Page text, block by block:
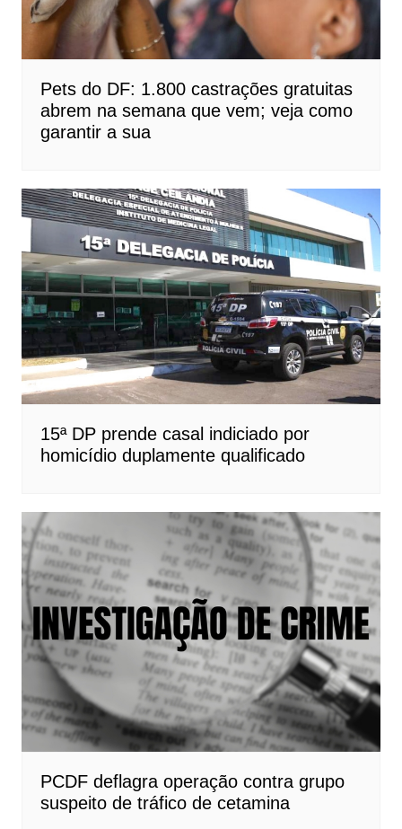
Pets do DF: 1.800 castrações gratuitas
abrem na semana que vem; veja como
garantir a sua
15ª DP prende casal indiciado por
homicídio duplamente qualificado
PCDF deflagra operação contra grupo
suspeito de tráfico de cetamina